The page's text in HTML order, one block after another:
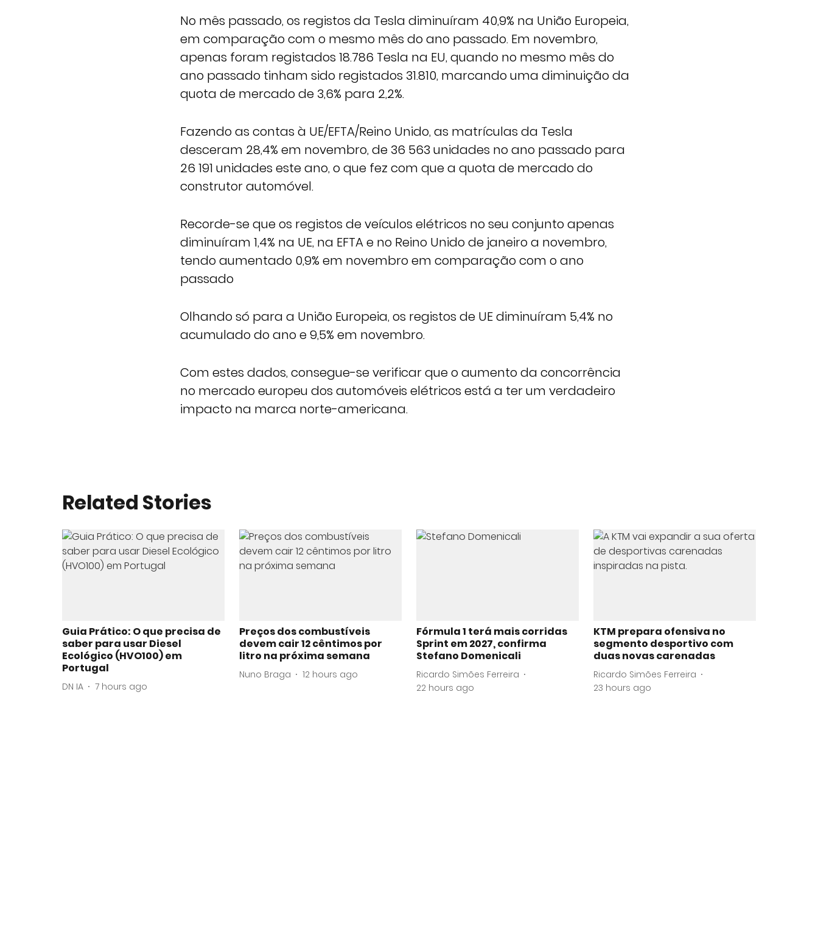
No mês passado, os registos da Tesla diminuíram 40,9% na União Europeia,
em comparação com o mesmo mês do ano passado. Em novembro,
apenas foram registados 18.786 Tesla na EU, quando no mesmo mês do
ano passado tinham sido registados 31.810, marcando uma diminuição da
quota de mercado de 3,6% para 2,2%.
Fazendo as contas à UE/EFTA/Reino Unido, as matrículas da Tesla
desceram 28,4% em novembro, de 36 563 unidades no ano passado para
26 191 unidades este ano, o que fez com que a quota de mercado do
construtor automóvel.
Recorde-se que os registos de veículos elétricos no seu conjunto apenas
diminuíram 1,4% na UE, na EFTA e no Reino Unido de janeiro a novembro,
tendo aumentado 0,9% em novembro em comparação com o ano
passado
Olhando só para a União Europeia, os registos de UE diminuíram 5,4% no
acumulado do ano e 9,5% em novembro.
Com estes dados, consegue-se verificar que o aumento da concorrência
no mercado europeu dos automóveis elétricos está a ter um verdadeiro
impacto na marca norte-americana.
Related Stories
Guia Prático: O que precisa de
saber para usar Diesel
Ecológico (HVO100) em
Portugal
DN IA 7 hours ago
Preços dos combustíveis
devem cair 12 cêntimos por
litro na próxima semana
Nuno Braga 12 hours ago
Fórmula 1 terá mais corridas
Sprint em 2027, confirma
Stefano Domenicali
Ricardo Simões Ferreira
22 hours ago
KTM prepara ofensiva no
segmento desportivo com
duas novas carenadas
Ricardo Simões Ferreira
23 hours ago